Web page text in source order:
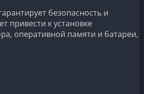
безопасность и
привести к установке
оперативной памяти и батареи,